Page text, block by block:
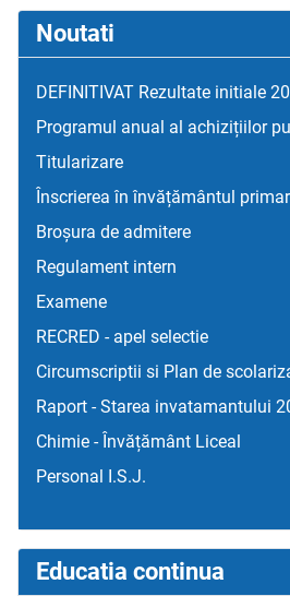
Noutati
DEFINITIVAT Rezultate initiale
Programul anual al achizițiilor
Titularizare
Înscrierea în învățământul
Broșura de admitere
Regulament intern
Examene
RECRED - apel selectie
Circumscriptii si Plan de
Raport - Starea invatamantului
Chimie - Învățământ Liceal
Personal I.S.J.
Educatia continua